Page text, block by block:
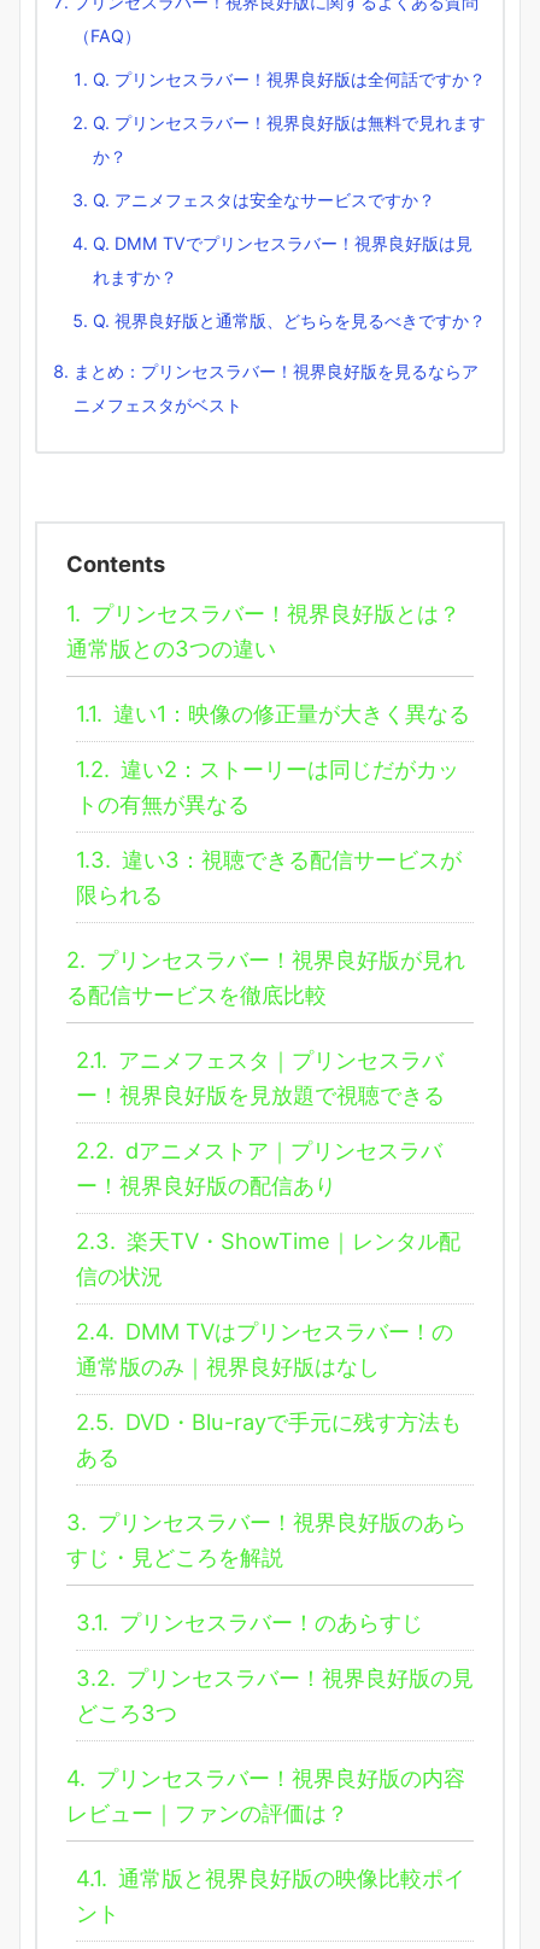
（FAQ）
Q. プリンセスラバー！視界良好版は全何話ですか？
Q. プリンセスラバー！視界良好版は無料で見れます
か？
Q. アニメフェスタは安全なサービスですか？
Q. DMM TVでプリンセスラバー！視界良好版は見
れますか？
Q. 視界良好版と通常版、どちらを見るべきですか？
まとめ：プリンセスラバー！視界良好版を見るならア
ニメフェスタがベスト
Contents
1. プリンセスラバー！視界良好版とは？
通常版との3つの違い
1.1. 違い1：映像の修正量が大きく異なる
1.2. 違い2：ストーリーは同じだがカッ
トの有無が異なる
1.3. 違い3：視聴できる配信サービスが
限られる
2. プリンセスラバー！視界良好版が見れ
る配信サービスを徹底比較
2.1. アニメフェスタ｜プリンセスラバ
ー！視界良好版を見放題で視聴できる
2.2. dアニメストア｜プリンセスラバ
ー！視界良好版の配信あり
2.3. 楽天TV・ShowTime｜レンタル配
信の状況
2.4. DMM TVはプリンセスラバー！の
通常版のみ｜視界良好版はなし
2.5. DVD・Blu-rayで手元に残す方法も
ある
3. プリンセスラバー！視界良好版のあら
すじ・見どころを解説
3.1. プリンセスラバー！のあらすじ
3.2. プリンセスラバー！視界良好版の見
どころ3つ
4. プリンセスラバー！視界良好版の内容
レビュー｜ファンの評価は？
4.1. 通常版と視界良好版の映像比較ポイ
ント